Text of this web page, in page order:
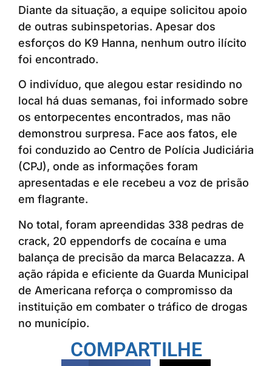
Diante da situação, a equipe solicitou apoio
de outras subinspetorias. Apesar dos
esforços do K9 Hanna, nenhum outro ilícito
foi encontrado.
O indivíduo, que alegou estar residindo no
local há duas semanas, foi informado sobre
os entorpecentes encontrados, mas não
demonstrou surpresa. Face aos fatos, ele
foi conduzido ao Centro de Polícia Judiciária
(CPJ), onde as informações foram
apresentadas e ele recebeu a voz de prisão
em flagrante.
No total, foram apreendidas 338 pedras de
crack, 20 eppendorfs de cocaína e uma
balança de precisão da marca Belacazza. A
ação rápida e eficiente da Guarda Municipal
de Americana reforça o compromisso da
instituição em combater o tráfico de drogas
no município.
COMPARTILHE